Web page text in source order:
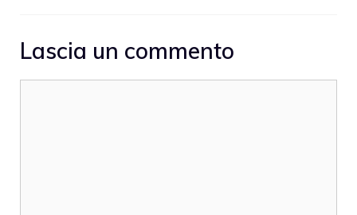
Lascia un commento